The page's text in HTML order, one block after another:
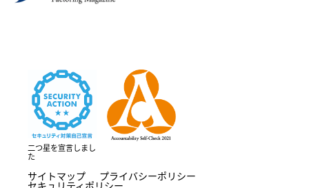
二つ星を宣言しまし
た
サイトマップ プライバシーポリシー